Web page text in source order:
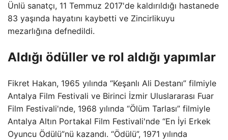
Ünlü sanatçı, 11 Temmuz 2017'de kaldırıldığı hastanede
83 yaşında hayatını kaybetti ve Zincirlikuyu
mezarlığına defnedildi.
Aldığı ödüller ve rol aldığı yapımlar
Fikret Hakan, 1965 yılında “Keşanlı Ali Destanı” filmiyle
Antalya Film Festivali ve Birinci İzmir Uluslararası Fuar
Film Festivali'nde, 1968 yılında “Ölüm Tarlası” filmiyle
Antalya Altın Portakal Film Festivali'nde “En İyi Erkek
Oyuncu Ödülü”nü kazandı. “Ödülü”, 1971 yılında